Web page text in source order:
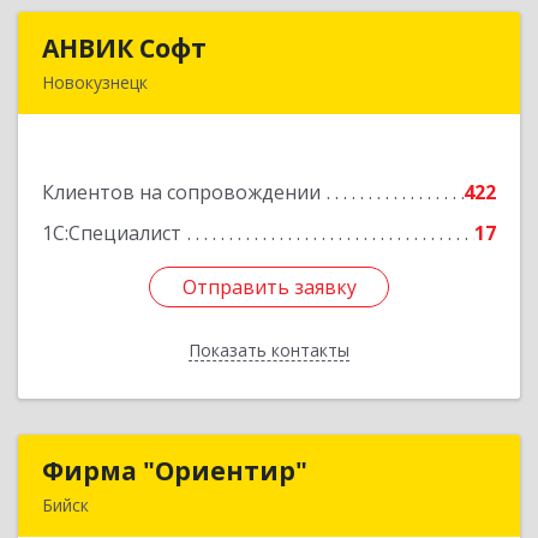
АНВИК Софт
Новокузнецк
Клиентов на сопровождении
422
1С:Специалист
17
Отправить заявку
Показать контакты
2
Отправить заявку
Назад
Фирма "Ориентир"
Бийск
Фирма "Ориентир"